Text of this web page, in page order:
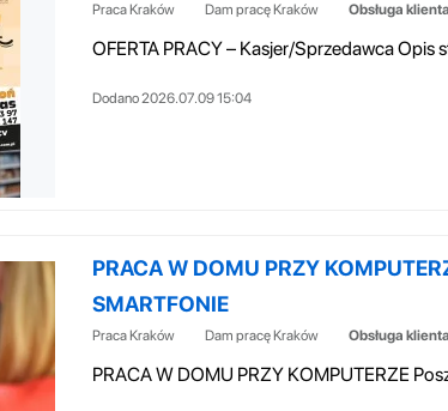
Praca Kraków Dam pracę Kraków Obsługa
Dodano 2026.07.09 15:04
PRACA W DOMU PRZY
SMARTFONIE
Praca Kraków Dam pracę Kraków Obsługa